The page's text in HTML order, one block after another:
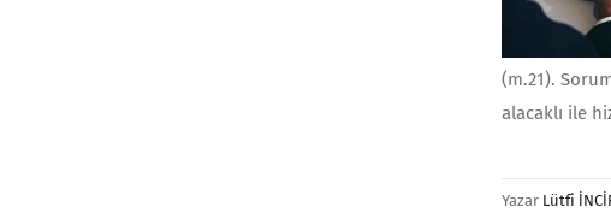
(m.21).
alacaklı ile
Yazar Lütfi